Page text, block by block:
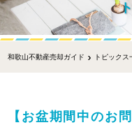
和歌山不動産売却ガイド トピックス
【お盆期間中のお